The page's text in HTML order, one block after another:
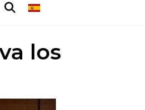
los